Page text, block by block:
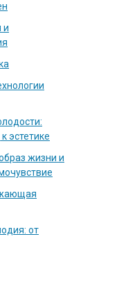
и
эстетике
жизни и
от